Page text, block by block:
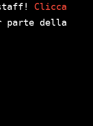
Clicca
parte della